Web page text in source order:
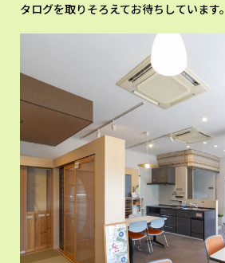
タログを取りそろえてお待ちしています。